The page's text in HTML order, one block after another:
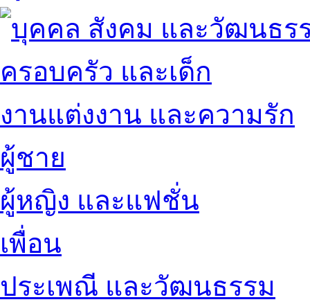
ครอบครัว และเด็ก
งานแต่งงาน และความรัก
ผู้ชาย
ผู้หญิง และแฟชั่น
เพื่อน
ประเพณี และวัฒนธรรม